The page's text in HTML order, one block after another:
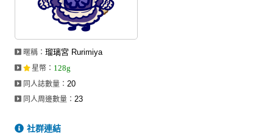
同人相關店家
宣傳&交流
工作委託
繪圖藝廊
暱稱：瑠璃宮 Rurimiya
星幣 ： 128g
同人誌數量：20
同人周邊數量：23
社群連結